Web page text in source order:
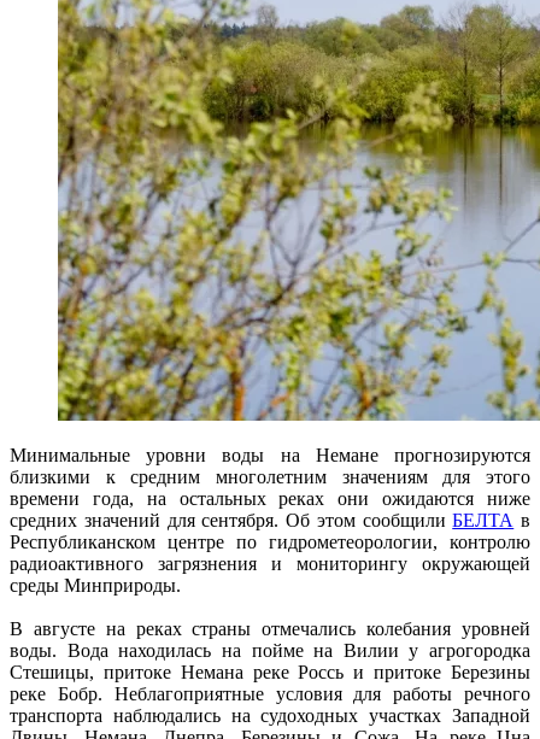
Минимальные уровни воды на Немане прогнозируются
близкими к средним многолетним значениям для этого
времени года, на остальных реках они ожидаются ниже
средних значений для сентября. Об этом сообщилиБЕЛТА в
Республиканском центре по гидрометеорологии, контролю
радиоактивного загрязнения и мониторингу окружающей
среды Минприроды.
В августе на реках страны отмечались колебания уровней
воды. Вода находилась на пойме на Вилии у агрогородка
Стешицы, притоке Немана реке Россь и притоке Березины
реке Бобр. Неблагоприятные условия для работы речного
транспорта наблюдались на судоходных участках Западной